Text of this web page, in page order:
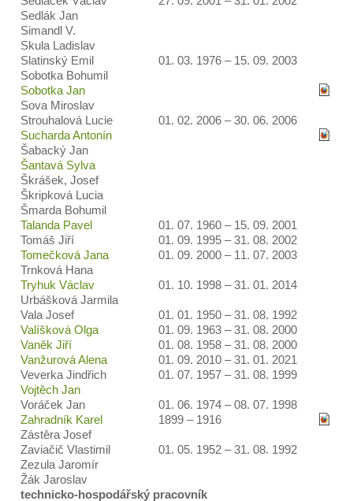
Sedlák Jan
Simandl V.
Skula Ladislav
Slatinský Emil
01. 03. 1976 – 15. 09. 2003
Sobotka Bohumil
Sobotka Jan
Sova Miroslav
Strouhalová Lucie
01. 02. 2006 – 30. 06. 2006
Sucharda Antonín
Šabacký Jan
Šantavá Sylva
Škrášek, Josef
Škripková Lucia
Šmarda Bohumil
Talanda Pavel
01. 07. 1960 – 15. 09. 2001
Tomáš Jiří
01. 09. 1995 – 31. 08. 2002
Tomečková Jana
01. 09. 2000 – 11. 07. 2003
Trnková Hana
Tryhuk Václav
01. 10. 1998 – 31. 01. 2014
Urbášková Jarmila
Vala Josef
01. 01. 1950 – 31. 08. 1992
Valíšková Olga
01. 09. 1963 – 31. 08. 2000
Vaněk Jiří
01. 08. 1958 – 31. 08. 2000
Vanžurová Alena
01. 09. 2010 – 31. 01. 2021
Veverka Jindřich
01. 07. 1957 – 31. 08. 1999
Vojtěch Jan
Voráček Jan
01. 06. 1974 – 08. 07. 1998
Zahradník Karel
1899 – 1916
Zástěra Josef
Zaviačič Vlastimil
01. 05. 1952 – 31. 08. 1992
Zezula Jaromír
Žák Jaroslav
technicko-hospodářský pracovník